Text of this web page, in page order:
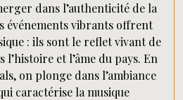
dans l’authenticité de la
événements vibrants offrent
: ils sont le reflet vivant de
et l’âme du pays. En
on plonge dans l’ambiance
caractérise la musique